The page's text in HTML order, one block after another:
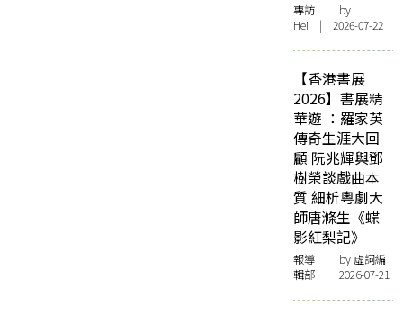
專訪 | by
Hei | 2026-07-22
【香港書展
2026】書展精
華遊 ：羅家英
傳奇生涯大回
顧 阮兆輝與鄧
樹榮談戲曲本
質 細析粵劇大
師唐滌生《蝶
影紅梨記》
報導 | by 虛詞編
輯部 | 2026-07-21